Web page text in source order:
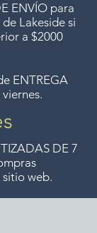
ENVÍO para
Lakeside si
a $2000
ENTREGA
DE 7
sitio web.